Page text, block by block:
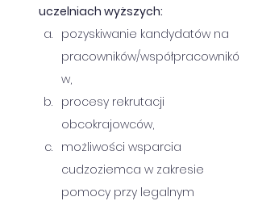
uczelniach wyższych:
pozyskiwanie kandydatów na
pracowników/współpracownikó
w,
procesy rekrutacji
obcokrajowców,
możliwości wsparcia
cudzoziemca w zakresie
pomocy przy legalnym